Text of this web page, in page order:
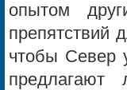
опытом
препятствий
чтобы Север
предлагают